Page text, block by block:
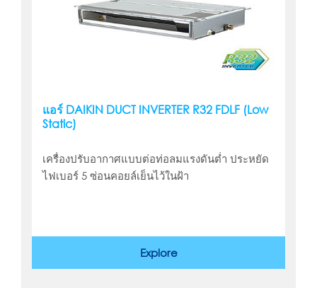
แอร์ DAIKIN DUCT INVERTER R32 FDLF (Low
Static)
เครื่องปรับอากาศแบบต่อท่อลมแรงดันต่ำ ประหยัด
ไฟเบอร์ 5 ซ่อนคอยล์เย็นไว้ในฝ้า
Explore